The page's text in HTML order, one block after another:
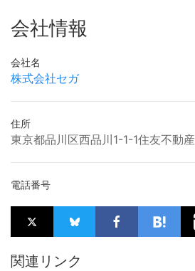
会社情報
会社名
株式会社セガ
住所
東京都品川区西品川1-1-1住友不動
電話番号
関連リンク